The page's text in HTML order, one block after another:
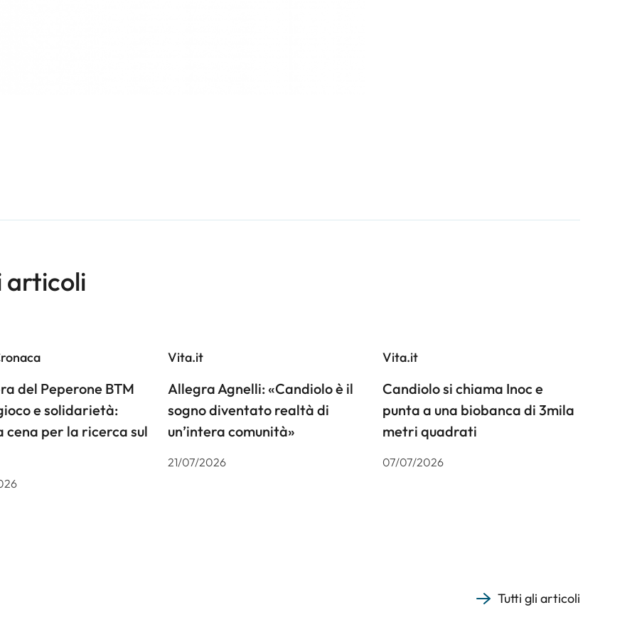
articoli
del Peperone BTM
e solidarietà:
cena per la ricerca sul
Vita.it
Allegra Agnelli: «Candiolo è il
sogno diventato realtà di
un’intera comunità»
21/07/2026
Vita.it
Candiolo si chiama Inoc e
punta a una biobanca di 3mila
metri quadrati
07/07/2026
Tutti gli articoli